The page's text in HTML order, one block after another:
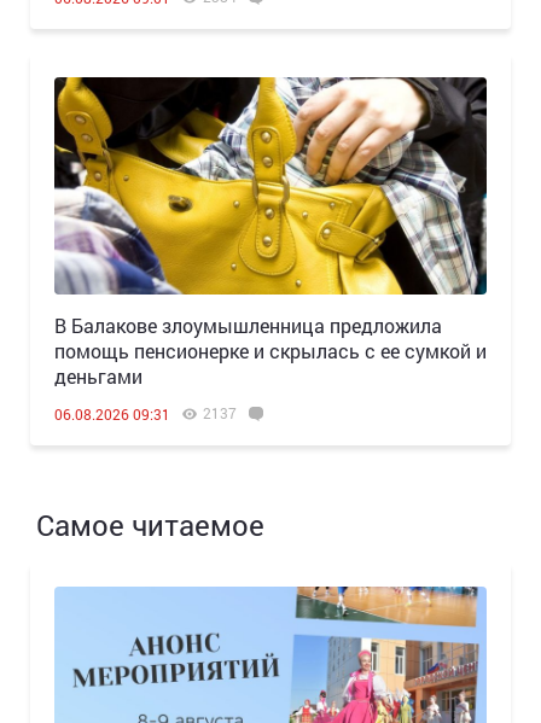
В Балакове злоумышленница предложила
помощь пенсионерке и скрылась с ее сумкой и
деньгами
06.08.2026 09:31 2137
Самое читаемое